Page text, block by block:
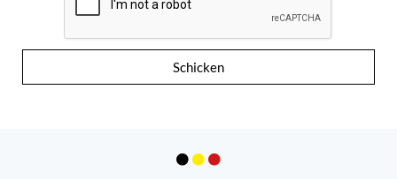
Schicken